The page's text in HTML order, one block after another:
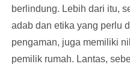
berlindung. Lebih dari itu,
adab dan etika yang perlu
pengaman, juga memiliki
pemilik rumah. Lantas,